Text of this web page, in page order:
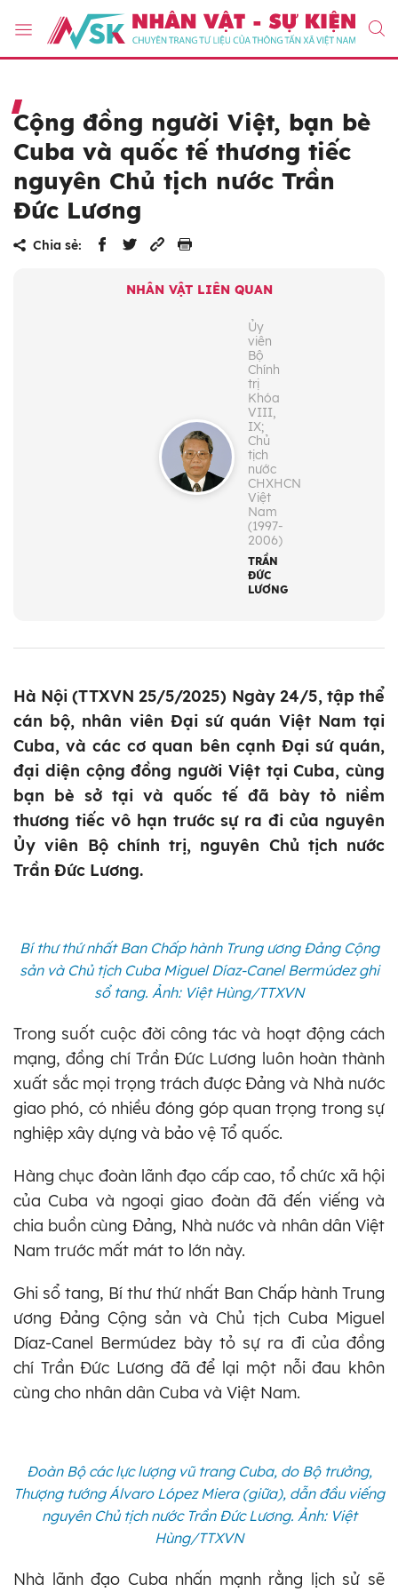
Cộng đồng người Việt, bạn bè
Cuba và quốc tế thương tiếc
nguyên Chủ tịch nước Trần
Đức Lương
Chia sẻ:
NHÂN VẬT LIÊN QUAN
Ủy
viên
Bộ
Chính
trị
Khóa
VIII,
IX;
Chủ
tịch
nước
CHXHCN
Việt
Nam
(1997-
2006)
TRẦN
ĐỨC
LƯƠNG
Hà Nội (TTXVN 25/5/2025) Ngày 24/5, tập thể
cán bộ, nhân viên Đại sứ quán Việt Nam tại
Cuba, và các cơ quan bên cạnh Đại sứ quán,
đại diện cộng đồng người Việt tại Cuba, cùng
bạn bè sở tại và quốc tế đã bày tỏ niềm
thương tiếc vô hạn trước sự ra đi của nguyên
Ủy viên Bộ chính trị, nguyên Chủ tịch nước
Trần Đức Lương.
Bí thư thứ nhất Ban Chấp hành Trung ương Đảng Cộng
sản và Chủ tịch Cuba Miguel Díaz-Canel Bermúdez ghi
sổ tang. Ảnh: Việt Hùng/TTXVN
Trong suốt cuộc đời công tác và hoạt động cách
mạng, đồng chí Trần Đức Lương luôn hoàn thành
xuất sắc mọi trọng trách được Đảng và Nhà nước
giao phó, có nhiều đóng góp quan trọng trong sự
nghiệp xây dựng và bảo vệ Tổ quốc.
Hàng chục đoàn lãnh đạo cấp cao, tổ chức xã hội
của Cuba và ngoại giao đoàn đã đến viếng và
chia buồn cùng Đảng, Nhà nước và nhân dân Việt
Nam trước mất mát to lớn này.
Ghi sổ tang, Bí thư thứ nhất Ban Chấp hành Trung
ương Đảng Cộng sản và Chủ tịch Cuba Miguel
Díaz-Canel Bermúdez bày tỏ sự ra đi của đồng
chí Trần Đức Lương đã để lại một nỗi đau khôn
cùng cho nhân dân Cuba và Việt Nam.
Đoàn Bộ các lực lượng vũ trang Cuba, do Bộ trưởng,
Thượng tướng Álvaro López Miera (giữa), dẫn đầu viếng
nguyên Chủ tịch nước Trần Đức Lương. Ảnh: Việt
Hùng/TTXVN
Nhà lãnh đạo Cuba nhấn mạnh rằng lịch sử sẽ